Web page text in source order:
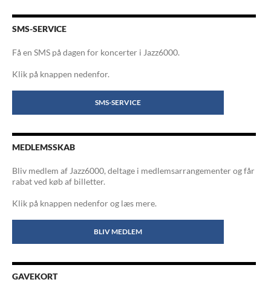
SMS-SERVICE
Få en SMS på dagen for koncerter i Jazz6000.
Klik på knappen nedenfor.
SMS-SERVICE
MEDLEMSSKAB
Bliv medlem af Jazz6000, deltage i medlemsarrangementer og får
rabat ved køb af billetter.
Klik på knappen nedenfor og læs mere.
BLIV MEDLEM
GAVEKORT